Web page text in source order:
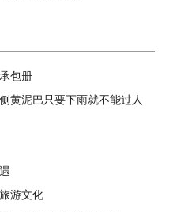
包册
黄泥巴只要下雨就不能过人
游文化